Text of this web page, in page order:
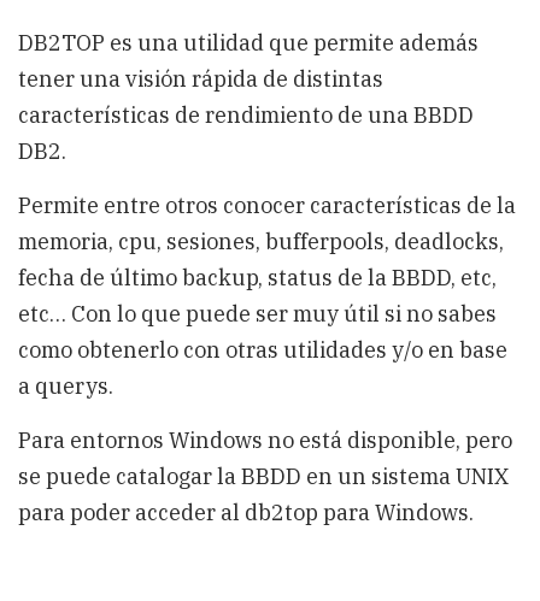
DB2TOP es una utilidad que permite además
tener una visión rápida de distintas
características de rendimiento de una BBDD
DB2.
Permite entre otros conocer características de la
memoria, cpu, sesiones, bufferpools, deadlocks,
fecha de último backup, status de la BBDD, etc,
etc… Con lo que puede ser muy útil si no sabes
como obtenerlo con otras utilidades y/o en base
a querys.
Para entornos Windows no está disponible, pero
se puede catalogar la BBDD en un sistema UNIX
para poder acceder al db2top para Windows.